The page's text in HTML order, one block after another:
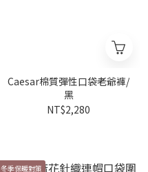
Caesar棉質彈性口袋老爺褲/
黑
NT$2,280
冬季保暖對策